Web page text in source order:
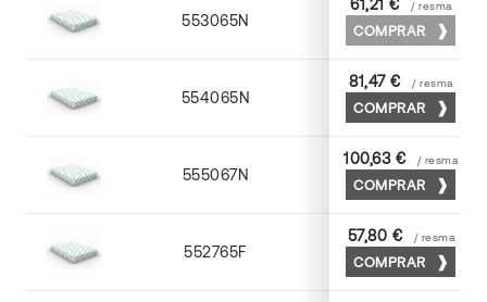
553065N 65 x 90
61,21 € / resma
COMPRAR
554065N 65 x 90
81,47 € / resma
COMPRAR
555067N 65 x 90
100,63 € / resma
COMPRAR
552765F 65 x 90
57,80 € / resma
COMPRAR